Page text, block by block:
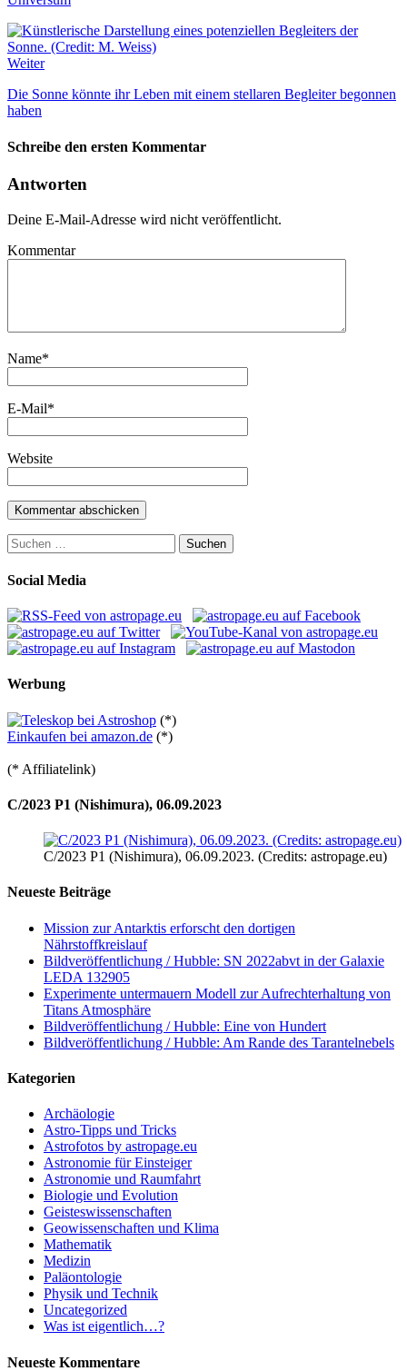
Weiter
Die Sonne könnte ihr Leben mit einem stellaren Begleiter begonnen
haben
Schreibe den ersten Kommentar
Antworten
Deine E-Mail-Adresse wird nicht veröffentlicht.
Kommentar
Name*
E-Mail*
Website
Suchen
nach:
Social Media
Werbung
(*)
Einkaufen bei amazon.de (*)
(* Affiliatelink)
C/2023 P1 (Nishimura), 06.09.2023
C/2023 P1 (Nishimura), 06.09.2023. (Credits: astropage.eu)
Neueste Beiträge
Mission zur Antarktis erforscht den dortigen
Nährstoffkreislauf
Bildveröffentlichung / Hubble: SN 2022abvt in der Galaxie
LEDA 132905
Experimente untermauern Modell zur Aufrechterhaltung von
Titans Atmosphäre
Bildveröffentlichung / Hubble: Eine von Hundert
Bildveröffentlichung / Hubble: Am Rande des Tarantelnebels
Kategorien
Archäologie
Astro-Tipps und Tricks
Astrofotos by astropage.eu
Astronomie für Einsteiger
Astronomie und Raumfahrt
Biologie und Evolution
Geisteswissenschaften
Geowissenschaften und Klima
Mathematik
Medizin
Paläontologie
Physik und Technik
Uncategorized
Was ist eigentlich…?
Neueste Kommentare